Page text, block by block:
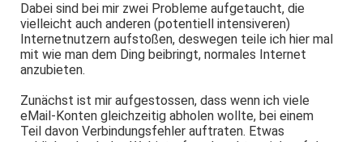
Dabei sind bei mir zwei Probleme aufgetaucht, die
vielleicht auch anderen (potentiell intensiveren)
Internetnutzern aufstoßen, deswegen teile ich hier mal
mit wie man dem Ding beibringt, normales Internet
anzubieten.
Zunächst ist mir aufgestossen, dass wenn ich viele
eMail-Konten gleichzeitig abholen wollte, bei einem
Teil davon Verbindungsfehler auftraten. Etwas